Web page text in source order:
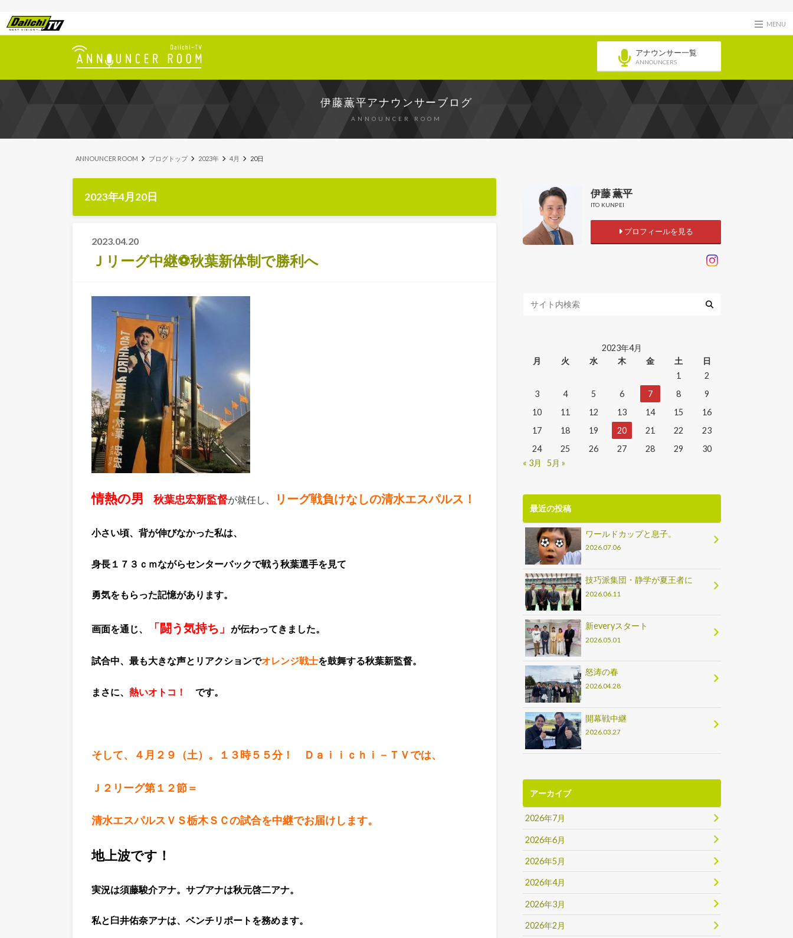
MENU
アナウンサー一覧
ANNOUNCERS
伊藤薫平アナウンサーブログ
ANNOUNCER ROOM
ANNOUNCER ROOM ブログトップ 2023年 4月 20日
2023年4月20日
2023.04.20
Ｊリーグ中継⚽秋葉新体制で勝利へ
情熱の男 秋葉忠宏新監督が就任し、 リーグ戦負けなしの清水エスパルス！
小さい頃、背が伸びなかった私は、
身長１７３ｃｍながらセンターバックで戦う秋葉選手を見て
勇気をもらった記憶があります。
画面を通じ、 「闘う気持ち」 が伝わってきました。
試合中、最も大きな声とリアクションでオレンジ戦士を鼓舞する秋葉新監督。
まさに、 熱いオトコ！ です。
そして、４月２９（土）。１３時５５分！ Ｄａｉｉｃｈｉ－ＴＶでは、
Ｊ２リーグ第１２節＝
清水エスパルスＶＳ栃木ＳＣの試合を中継でお届けします。
地上波です！
実況は須藤駿介アナ。 サブアナは秋元啓二アナ。
私と臼井佑奈アナは、ベンチリポートを務めます。
伊藤 薫平
ITO KUNPEI
プロフィールを見る
2023年4月
月
火 水 木 金 土
日
1
2
3
4 5 6 7 8
9
10
11 12 13 14 15
16
17
18 19 20 21 22
23
24
25 26 27 28 29
30
« 3月
5月 »
最近の投稿
ワールドカップと息子。
2026.07.06
技巧派集団・静学が夏王者に
2026.06.11
新everyスタート
2026.05.01
怒涛の春
2026.04.28
開幕戦中継
2026.03.27
アーカイブ
2026年7月
2026年6月
2026年5月
2026年4月
2026年3月
2026年2月